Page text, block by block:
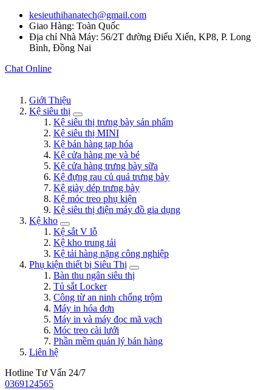
kesieuthihanatech@gmail.com
Giao Hàng: Toàn Quốc
Địa chỉ Nhà Máy: 56/2T đường Điểu Xiển, KP8, P. Long
Bình, Đồng Nai
Chat Online
Giới Thiệu
Kệ siêu thị
Kệ siêu thị trưng bày sản phẩm
Kệ siêu thị MINI
Kệ bán hàng tạp hóa
Kệ cửa hàng mẹ và bé
Kệ cửa hàng trưng bày sữa
Kệ đựng rau củ quả trưng bày
Kệ giày dép trưng bày
Kệ móc treo phụ kiện
Kệ siêu thị điện máy đồ gia dụng
Kệ kho
Kệ sắt V lỗ
Kệ kho trung tải
Kệ tải hàng nặng công nghiệp
Phụ kiện thiết bị Siêu Thị
Bàn thu ngân siêu thị
Tủ sắt Locker
Công từ an ninh chống trộm
Máy in hóa đơn
Máy in và máy đọc mã vạch
Móc treo cài lưới
Phần mềm quản lý bán hàng
Liên hệ
Hotline Tư Vấn 24/7
0369124565